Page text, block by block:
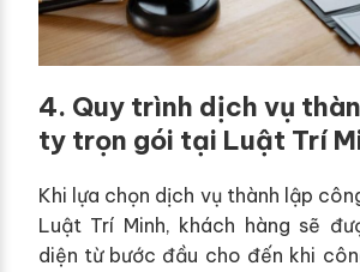
4. Quy trình dịch vụ
ty trọn gói tại Luật Trí
Khi lựa chọn dịch vụ thành lập
Luật Trí Minh, khách hàng sẽ
diện từ bước đầu cho đến khi